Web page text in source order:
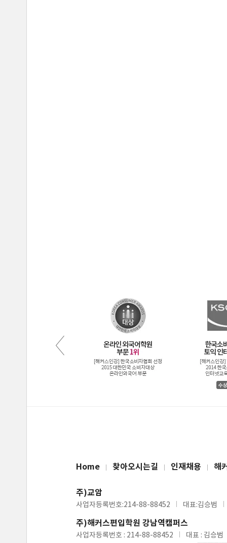
Home 찾아오시는길 인재채용 해
주)교암
사업자등록번호:214-88-88452 대표:김승범
주)해커스편입학원 강남역캠퍼스
사업자등록번호 : 214-88-88452 대표 : 김승범